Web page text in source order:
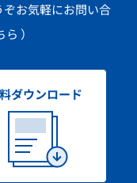
お気軽にお問い合
）
ダウンロード